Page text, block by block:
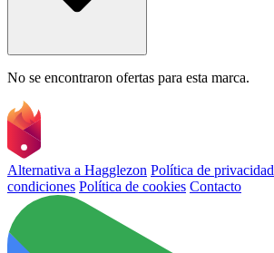
No se encontraron ofertas para esta marca.
Alternativa a Hagglezon Política de privacidad
condiciones Política de cookies Contacto